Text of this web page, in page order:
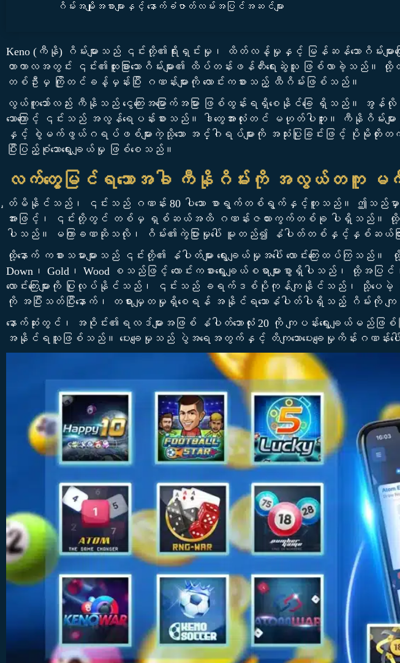
ဂိမ်းအမျိုးအစားများနှင့် နောက်ခံဇာတ်လမ်းအပြင်အဆင်များ
Keno (ကီနို) ဂိမ်းများသည် ၎င်းတို့၏ရိုးရှင်းမှု၊ ထိတ်လန့်မှုနှင့် မြန်ဆန်သောဂိမ်း
တာကာလအတွင်း ၎င်း၏ထူးခြားသောဂိမ်းများ၏ ထိပ်တန်းဖန်တီးရေးဆွဲသူ ဖြစ်
တစ်ဦးမှ ကြိုတင်ခန့်မှန်းပြီး ဂဏန်းများကို လောင်းကစားသည့် ထီဂိမ်းဖြစ်သည်။
လွယ်ကူသော်လည်း ကီနိုသည် ငွေကြေးအမြောက်အမြား ဖြစ်ထွန်းရရှိစေနိုင်ခြေ ရှိသည်။ အွန်လိုင်း
သောကြောင့် ၎င်းသည် အလွန်ရေပန်းစားသည်။ ဒါတွေအားလုံးတင် မဟုတ်ပါဘူး။ ကီနိုဂိမ်းများသ
နှင့် စွဲမက်ဖွယ်ဂရပ်ဖစ်များကဲ့သို့သော အင်္ဂါရပ်များကို အသုံးပြုခြင်းဖြင့် ပိုမိုတိုး
ပြီးပြည့်စုံသောရွေးချယ်မှု ဖြစ်စေသည်။
လက်တွေ့မြင်ရသောအခါ ကီနိုဂိမ်းကို အလွယ်တကူ မကီနို
တ်မိနိုင်သည်၊ ၎င်းသည် ဂဏန်း 80 ပါသော စာရွက်တစ်ရွက်နှင့်တူသည်။ ဤသည်မှာ
အားဖြင့်၊ ၎င်းတို့တွင် တစ်မှ ရှစ်ဆယ်အထိ ဂဏန်းဇယားကွက်တစ်ခု ပါရှိသည်။ ထို့နောက်
ပါသည်။ မကြာခဏဆိုသလို၊ ဂိမ်း၏ကွဲပြားမှုပေါ် မူတည်၍ နံပါတ်တစ်နှင့်နှစ်ဆယ်ကြ
ထို့နောက် ကစားသမားများသည် ၎င်းတို့၏ နံပါတ်များ ရွေးချယ်မှုအပေါ် လောင်းကြေးထပ်ကြ
Down၊ Gold၊ Wood စသည်ဖြင့် လောင်းကစားရွေးချယ်စရာများစွာရှိပါသည်၊ ထို့အပ
လောင်းကြေးများကို ပြုလုပ်နိုင်သည်၊ ၎င်းသည် ခရက်ဒစ်ပိုကုန်ကျနိုင်သည်၊ သို့ပေမဲ့ အနို
ကို အပြီးသတ်ပြီးနောက်၊ တရားမျှတမှုရှိစေရန် အနိုင်ရသောနံပါတ်ပါရှိသည့် ဂိမ်းကို က
နောက်ဆုံးတွင်၊ အဝိုင်း၏ရလဒ်များအဖြစ် နံပါတ်ဘောလုံး 20 ကို ကျပန်းရွေးချယ်မည်
အနိုင်ရသူဖြစ်သည်။ ပေးချေမှုသည် ပွဲအရေအတွက်နှင့် တိကျသောပေးချေမှုကိန်းဂဏန်းပ